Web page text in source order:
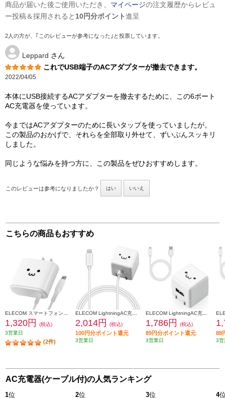
商品が届いた後ご使用いただき、 マイページの注文履歴からレビュ
ー投稿＆採用されると 10円分ポイント進呈
2人の方が、｢このレビューが参考になった｣と投票しています。
Leppard さん
これでUSB端子のACアダプターが撤去できます。
2022/04/05
本体にUSB接続するACアダプターを撤去するために、この6ポート
AC充電器を使っています。
今まではACアダプターのために長いタップを使っていましたが。
この製品のおかげで、それらを全部取り外せて、ずいぶんスッキリ
しました。
同じような悩みを持つ方に、この製品をぜひおすすめします。
このレビューは参考になりましたか？ はい いいえ
こちらの商品もおすすめ
1,320円
(税込)
3営業日
(2件)
2,014円 (税込)
100円分ポイント還元
3営業日
1,786円 (税込)
89円分ポイント還元
3営業日
88
3営
AC充電器(ケーブル付)の人気ランキング
1位 2位 3位 4